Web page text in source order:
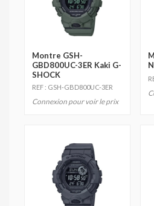
Montre GSH-
GBD800UC-3ER Kaki G-
SHOCK
REF : GSH-GBD800UC-3ER
Connexion pour voir le prix